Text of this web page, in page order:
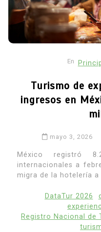
En
Turismo de
ingresos en
mayo 3, 2026
México registró
internacionales a
migra de la hotelería
DataTur 2026
Registro Nacional de